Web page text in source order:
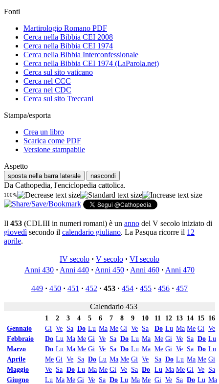
Fonti
Martirologio Romano PDF
Cerca nella Bibbia CEI 2008
Cerca nella Bibbia CEI 1974
Cerca nella Bibbia Interconfessionale
Cerca nella Bibbia CEI 1974 (LaParola.net)
Cerca sul sito vaticano
Cerca nel CCC
Cerca nel CDC
Cerca sul sito Treccani
Stampa/esporta
Crea un libro
Scarica come PDF
Versione stampabile
Aspetto
sposta nella barra laterale nascondi
Da Cathopedia, l'enciclopedia cattolica.
100%
Il 453 (CDLIII in numeri romani) è un anno del V secolo iniziato di
giovedì secondo il calendario giuliano. La Pasqua ricorre il 12
aprile.
IV secolo · V secolo · VI secolo
Anni 430 · Anni 440 · Anni 450 · Anni 460 · Anni 470
449 · 450 · 451 · 452 · 453 · 454 · 455 · 456 · 457
Calendario 453
1 2 3 4 5 6 7 8 9 10 11 12 13 14 15 16
Gennaio
Gi Ve Sa Do Lu Ma Me Gi Ve Sa Do Lu Ma Me Gi Ve
Febbraio
Do Lu Ma Me Gi Ve Sa Do Lu Ma Me Gi Ve Sa Do Lu
Marzo
Do Lu Ma Me Gi Ve Sa Do Lu Ma Me Gi Ve Sa Do Lu
Aprile
Me Gi Ve Sa Do Lu Ma Me Gi Ve Sa Do Lu Ma Me Gi
Maggio
Ve Sa Do Lu Ma Me Gi Ve Sa Do Lu Ma Me Gi Ve Sa
Giugno
Lu Ma Me Gi Ve Sa Do Lu Ma Me Gi Ve Sa Do Lu Ma